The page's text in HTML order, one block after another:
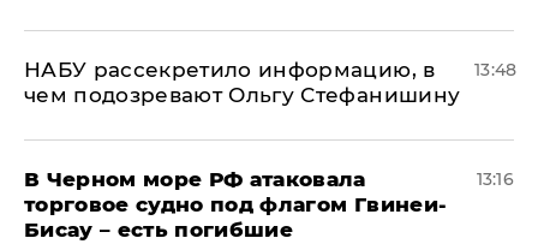
НАБУ рассекретило информацию, в
чем подозревают Ольгу Стефанишину
13:48
В Черном море РФ атаковала
торговое судно под флагом Гвинеи-
Бисау – есть погибшие
13:16